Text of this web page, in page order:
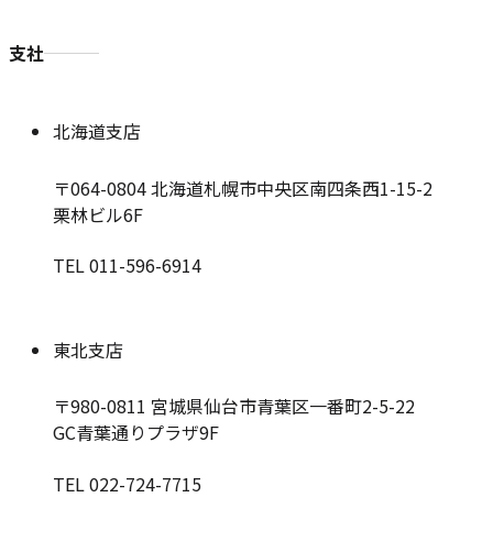
支社
北海道支店
〒064-0804北海道札幌市中央区南四条西1-15-2
栗林ビル6F
TEL 011-596-6914
東北支店
〒980-0811 宮城県仙台市青葉区一番町2-5-22
GC青葉通りプラザ9F
TEL 022-724-7715